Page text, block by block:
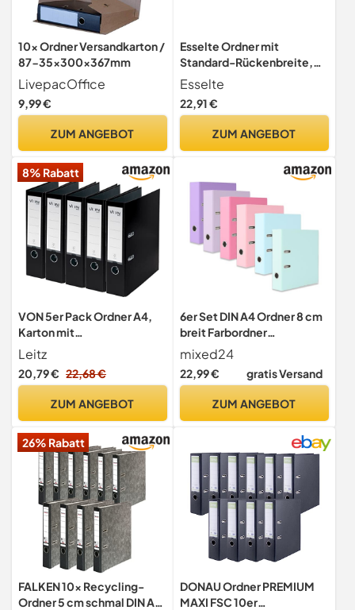
10x Ordner Versandkarton /
87-35x300x367mm
LivepacOffice
9,99 €
ZUM ANGEBOT
Esselte Ordner mit
Standard-Rückenbreite,
10er Pack, farblich sortiert,
624177
Esselte
22,91 €
ZUM ANGEBOT
8% Rabatt
VON 5er Pack Ordner A4,
Karton mit
Kunststoffeinband, 80 mm
Rückenbreite, Von Leitz,
Für 600 Blatt, FSC-
Aktenordner, Für Schule,
Schwarz, 10551095
Leitz
20,79 € 22,68 €
ZUM ANGEBOT
6er Set DIN A4 Ordner 8 cm
breit Farbordner
Pastellfarben, Trendfarben,
farbig sortiert,
Aktenordner, Briefordner,
Dokumentenordner
mixed24
22,99 € gratis Versand
ZUM ANGEBOT
26% Rabatt
FALKEN 10x Recycling-
Ordner 5 cm schmal DIN A4
DONAU Ordner PREMIUM
MAXI FSC 10er